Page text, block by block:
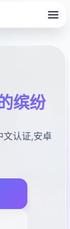
缤纷
文认证,安卓